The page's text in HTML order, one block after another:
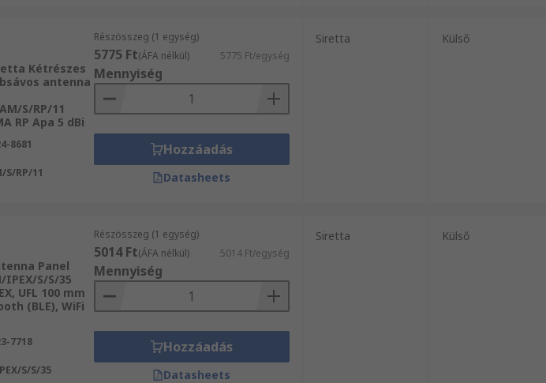
Kétrészes
antenna
S/RP/11
RP Apa 5 dBi
8681
S/RP/11
Részösszeg (1 egység)
5775 Ft(ÁFA nélkül) 5775 Ft/egység
Mennyiség
Hozzáadás
Datasheets
Siretta Külső
Panel
IPEX/S/S/35
UFL 100 mm
(BLE), WiFi
7718
S/S/35
Részösszeg (1 egység)
5014 Ft(ÁFA nélkül) 5014 Ft/egység
Mennyiség
Hozzáadás
Datasheets
Siretta Külső